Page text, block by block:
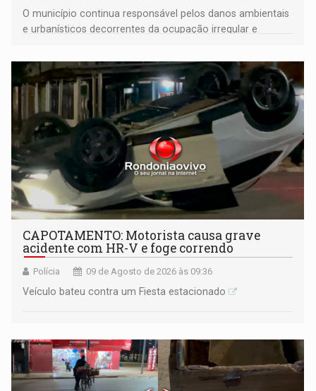
O município continua responsável pelos danos ambientais
e urbanísticos decorrentes da ocupação irregular e
CAPOTAMENTO: Motorista causa grave
acidente com HR-V e foge correndo
Polícia 09 de Agosto de 2026 às 09:36
Veículo bateu contra um Fiesta estacionado